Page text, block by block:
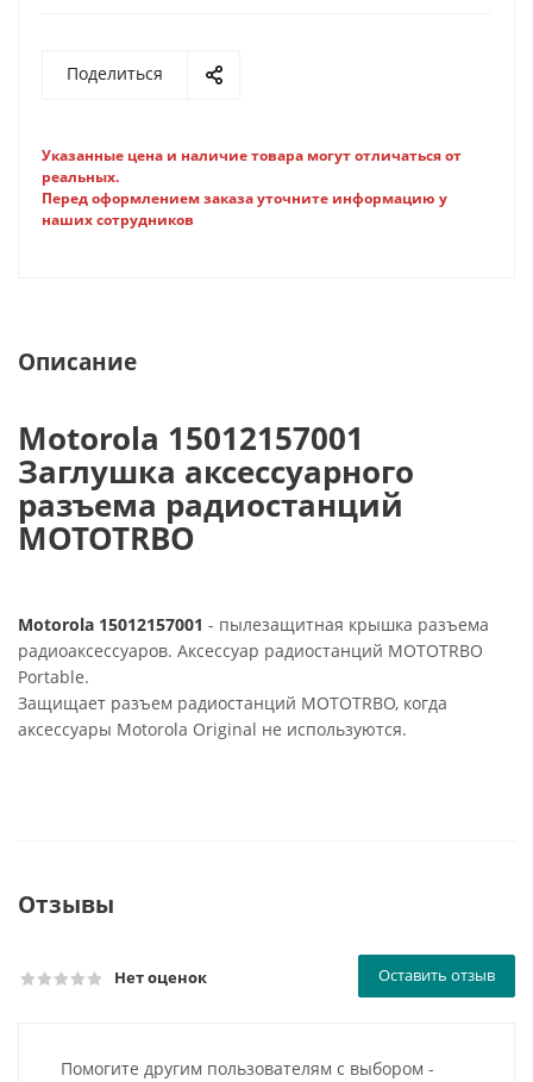
Поделиться
Указанные цена и наличие товара могут отличаться от
реальных.
Перед оформлением заказа уточните информацию у
наших сотрудников
Описание
Motorola 15012157001
Заглушка аксессуарного
разъема радиостанций
MOTOTRBO
Motorola 15012157001 - пылезащитная крышка разъема
радиоаксессуаров. Аксессуар радиостанций MOTOTRBO
Portable.
Защищает разъем радиостанций MOTOTRBO, когда
аксессуары Motorola Original не используются.
Отзывы
Нет оценок Оставить отзыв
Помогите другим пользователям с выбором -